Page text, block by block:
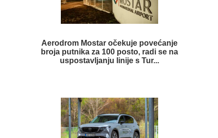
Aerodrom Mostar očekuje povećanje
broja putnika za 100 posto, radi se na
uspostavljanju linije s Tur...